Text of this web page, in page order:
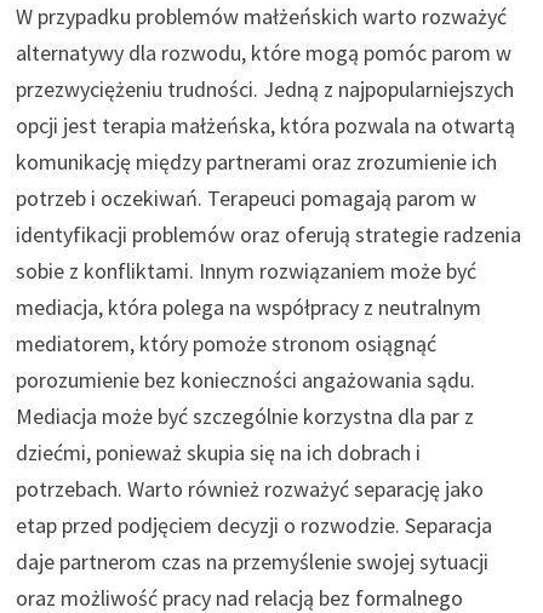
W przypadku problemów małżeńskich warto rozważyć
alternatywy dla rozwodu, które mogą pomóc parom w
przezwyciężeniu trudności. Jedną z najpopularniejszych
opcji jest terapia małżeńska, która pozwala na otwartą
komunikację między partnerami oraz zrozumienie ich
potrzeb i oczekiwań. Terapeuci pomagają parom w
identyfikacji problemów oraz oferują strategie radzenia
sobie z konfliktami. Innym rozwiązaniem może być
mediacja, która polega na współpracy z neutralnym
mediatorem, który pomoże stronom osiągnąć
porozumienie bez konieczności angażowania sądu.
Mediacja może być szczególnie korzystna dla par z
dziećmi, ponieważ skupia się na ich dobrach i
potrzebach. Warto również rozważyć separację jako
etap przed podjęciem decyzji o rozwodzie. Separacja
daje partnerom czas na przemyślenie swojej sytuacji
oraz możliwość pracy nad relacją bez formalnego